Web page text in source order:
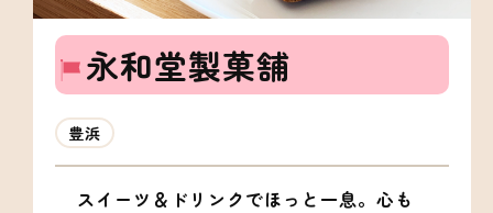
永和堂製菓舗
豊浜
スイーツ＆ドリンクでほっと一息。心も